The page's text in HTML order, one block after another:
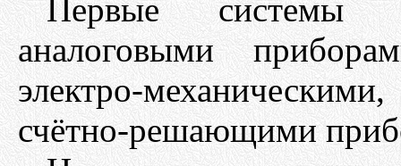
Первые системы
аналоговыми
электро-
счётно-решающими